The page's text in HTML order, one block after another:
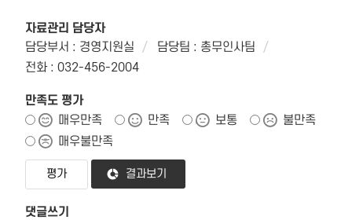
자료관리 담당자
담당부서 : 경영지원실
담당팀 : 총무인사팀
전화 : 032-456-2004
만족도 평가
매우만족
만족 보통
불만족
매우불만족
결과보기
댓글쓰기